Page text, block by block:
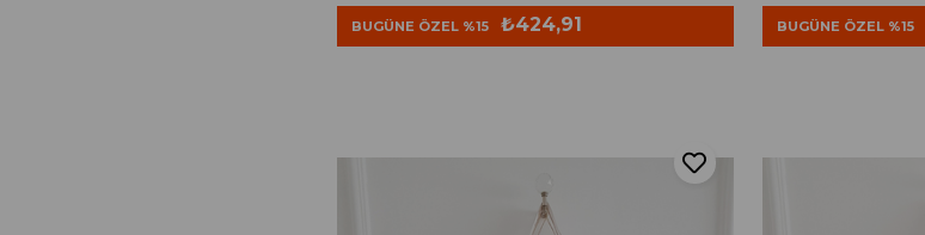
BUGÜNE ÖZEL %15 ₺424,91 BUGÜNE ÖZEL %15